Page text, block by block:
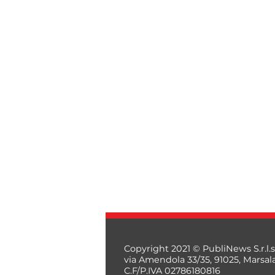
Copyright 2021 © PubliNews
via Amendola 33/35, 91025,
C.F/P.IVA 02786180816